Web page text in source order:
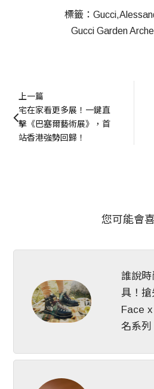
標籤： Gucci
Gucci Garden
上一篇
宅在家看更多展！一鍵直
擊《巴塞爾藝術展》，首
站香港強勢回歸！
您可能會
誰說
具！
Face
名系列